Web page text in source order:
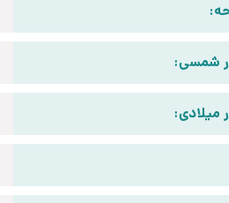
شمسی:
میلادی: